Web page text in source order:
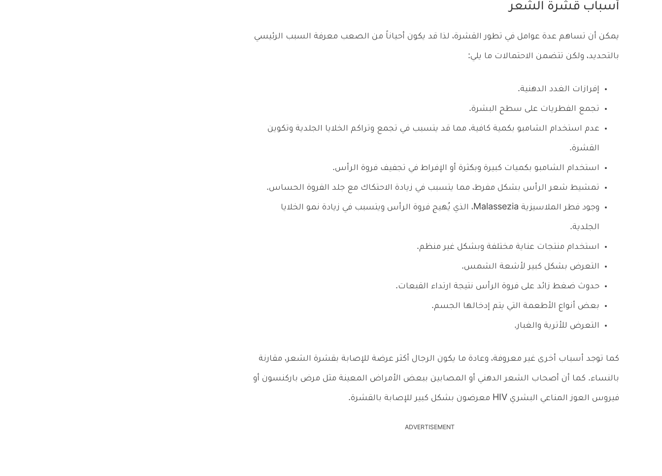
أسباب قشرة الشعر
يمكن أن تساهم عدة عوامل في تطور القشرة، لذا قد يكون أحياناً من الصعب معرفة السبب الرئيسي
بالتحديد، ولكن تتضمن الاحتمالات ما يلي:
إفرازات الغدد الدهنية.
تجمع الفطريات على سطح البشرة.
عدم استخدام الشامبو بكمية كافية، مما قد يتسبب في تجمع وتراكم الخلايا الجلدية وتكوين
القشرة.
استخدام الشامبو بكميات كبيرة وبكثرة أو الإفراط في تجفيف فروة الرأس.
تمشيط شعر الرأس بشكل مفرط، مما يتسبب في زيادة الاحتكاك مع جلد الفروة الحساس.
وجود فطر الملاسيزية Malassezia، الذي يُهيج فروة الرأس ويتسبب في زيادة نمو الخلايا
الجلدية.
استخدام منتجات عناية مختلفة وبشكل غير منظم.
التعرض بشكل كبير لأشعة الشمس.
حدوث ضغط زائد على فروة الرأس نتيجة ارتداء القبعات.
بعض أنواع الأطعمة التي يتم إدخالها الجسم.
التعرض للأترية والغبار.
كما توجد أسباب أخرى غير معروفة، وعادة ما يكون الرجال أكثر عرضة للإصابة بقشرة الشعر، مقارنة
بالنساء. كما أن أصحاب الشعر الدهني أو المصابين ببعض الأمراض المعينة مثل مرض باركنسون أو
فيروس العوز المناعي البشري HIV معرضون بشكل كبير للإصابة بالقشرة.
ADVERTISEMENT